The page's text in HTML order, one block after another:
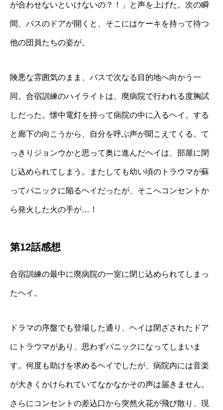
が合わせないといけないの？！」と声を上げた。次の瞬
間、バスのドアが開くと、そこにはケーキを持って待つ
他の団員たちの姿が。
険悪な雰囲気のまま、バスで次なる目的地へ向かう一
同。合宿訓練のハイライトは、廃病院で行われる度胸試
しだった。懐中電灯を持って病院の中に入るヘイ。する
と廊下の向こうから、自分を呼ぶ声が聞こえてくる。て
っきりジョンウかと思って奥に進んだヘイは、部屋に閉
じ込められてしまう。またしても幼い頃のトラウマが蘇
ってパニックに陥るヘイだったが、そこへコンセントか
ら発火した火の手が…！
第12話感想
合宿訓練の最中に廃病院の一室に閉じ込められてしまっ
たヘイ。
ドラマの序盤でも登場した通り、ヘイは閉ざされたドア
にトラウマがあり、思わずパニックになってしまいま
す。何度も助けを求めるヘイでしたが、病院内には音楽
が大きくかけられていてなかなかその声は届きません。
さらにコンセントの差込口から突然火花が飛び散り、現